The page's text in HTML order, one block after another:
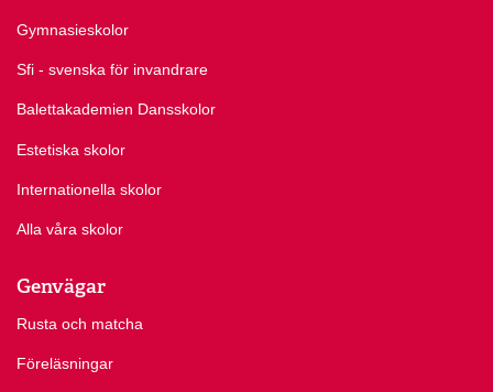
Gymnasieskolor
Sfi - svenska för invandrare
Balettakademien Dansskolor
Estetiska skolor
Internationella skolor
Alla våra skolor
Genvägar
Rusta och matcha
Föreläsningar